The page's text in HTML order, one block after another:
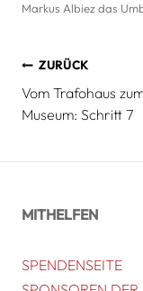
Markus Albiez das
ZURÜCK
Vom Trafohaus
Museum: Schritt 7
MITHELFEN
SPENDENSEITE